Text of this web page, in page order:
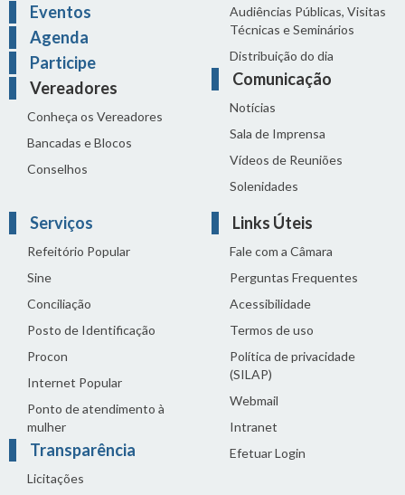
Eventos
Agenda
Participe
Vereadores
Conheça os Vereadores
Bancadas e Blocos
Conselhos
Audiências Públicas, Visitas
Técnicas e Seminários
Distribuição do dia
Comunicação
Notícias
Sala de Imprensa
Vídeos de Reuniões
Solenidades
Serviços
Refeitório Popular
Sine
Conciliação
Posto de Identificação
Procon
Internet Popular
Ponto de atendimento à
mulher
Transparência
Licitações
Links Úteis
Fale com a Câmara
Perguntas Frequentes
Acessibilidade
Termos de uso
Política de privacidade
(SILAP)
Webmail
Intranet
Efetuar Login